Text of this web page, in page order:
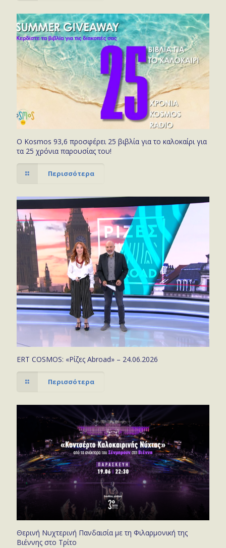
Ο Kosmos 93,6 προσφέρει 25 βιβλία για το καλοκαίρι για
τα 25 χρόνια παρουσίας του!
Περισσότερα
ERT COSMOS: «Ρίζες Abroad» – 24.06.2026
Περισσότερα
Θερινή Νυχτερινή Πανδαισία με τη Φιλαρμονική της
Βιέννης στο Τρίτο